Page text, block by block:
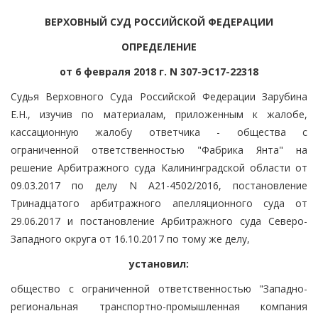
ВЕРХОВНЫЙ СУД РОССИЙСКОЙ ФЕДЕРАЦИИ
ОПРЕДЕЛЕНИЕ
от 6 февраля 2018 г. N 307-ЭС17-22318
Судья Верховного Суда Российской Федерации Зарубина
Е.Н., изучив по материалам, приложенным к жалобе,
кассационную жалобу ответчика - общества с
ограниченной ответственностью "Фабрика Янта" на
решение Арбитражного суда Калининградской области от
09.03.2017 по делу N А21-4502/2016, постановление
Тринадцатого арбитражного апелляционного суда от
29.06.2017 и постановление Арбитражного суда Северо-
Западного округа от 16.10.2017 по тому же делу,
установил:
общество с ограниченной ответственностью "Западно-
региональная транспортно-промышленная компания